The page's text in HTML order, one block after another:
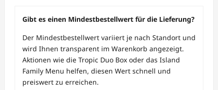
Gibt es einen Mindestbestellwert für die Lieferung?
Der Mindestbestellwert variiert je nach Standort und
wird Ihnen transparent im Warenkorb angezeigt.
Aktionen wie die Tropic Duo Box oder das Island
Family Menu helfen, diesen Wert schnell und
preiswert zu erreichen.